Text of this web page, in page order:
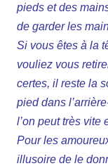
pieds et des
de garder les
Si vous êtes à la
vouliez vous
certes, il reste la
pied dans
l’on peut très vite
Pour les
illusoire de le